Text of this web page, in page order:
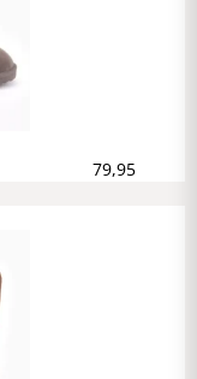
79,95